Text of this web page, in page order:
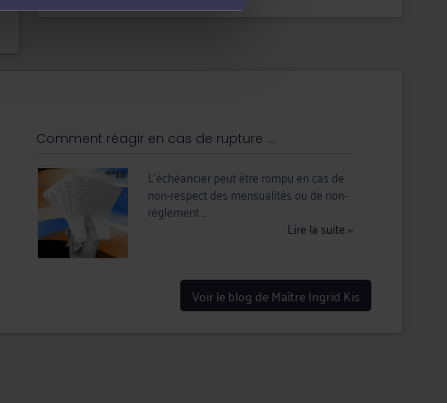
Comment réagir en cas de rupture ...
L’échéancier peut être rompu en cas de
non-respect des mensualités ou de non-
règlement ...
Lire la suite››
Voir le blog de Maître Ingrid Kis